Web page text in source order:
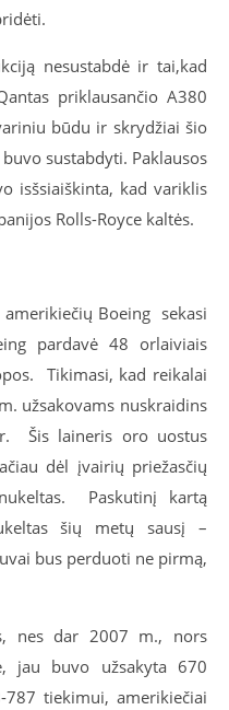
nesustabdė ir tai,kad
priklausančio А380
būdu ir skrydžiai šio
sustabdyti. Paklausos
isšsiaiškinta, kad variklis
Rolls-Royce kaltės.
Boeing sekasi
pardavė 48 orlaiviais
Tikimasi, kad reikalai
užsakovams nuskraidins
Šis laineris oro uostus
dėl įvairių priežasčių
Paskutinį kartą
šių metų sausį –
bus perduoti ne pirmą,
nes dar 2007 m., nors
jau buvo užsakyta 670
tiekimui, amerikiečiai